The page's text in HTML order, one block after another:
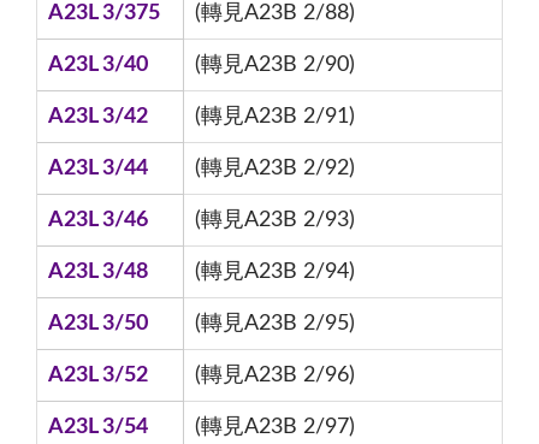
A23L 3/375 (轉見A23B 2/88)
A23L 3/40 (轉見A23B 2/90)
A23L 3/42 (轉見A23B 2/91)
A23L 3/44 (轉見A23B 2/92)
A23L 3/46 (轉見A23B 2/93)
A23L 3/48 (轉見A23B 2/94)
A23L 3/50 (轉見A23B 2/95)
A23L 3/52 (轉見A23B 2/96)
A23L 3/54 (轉見A23B 2/97)